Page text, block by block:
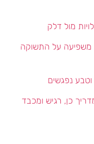
מול דלק
משפיעה על התשוקה
נפגשים
כן, רגיש ומכבד